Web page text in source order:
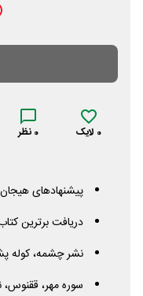
0 لایک 0 نظر
پیشنهادهای هیجان
دریافت برترین کتاب
نشر چشمه، کوله
سوره مهر،